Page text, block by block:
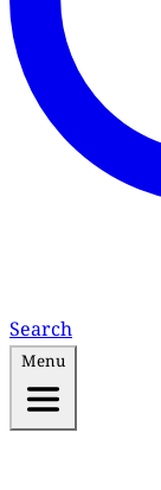
Search
Menu